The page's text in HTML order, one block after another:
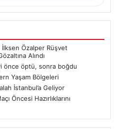
İlksen Özalper Rüşvet
Alındı
önce öptü, sonra boğdu
Yaşam Bölgeleri
İstanbul’a Geliyor
Öncesi Hazırlıklarını